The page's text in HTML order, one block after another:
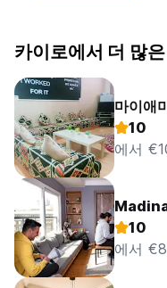
카이로에서 더 많
마이애
10
에서
10
에서